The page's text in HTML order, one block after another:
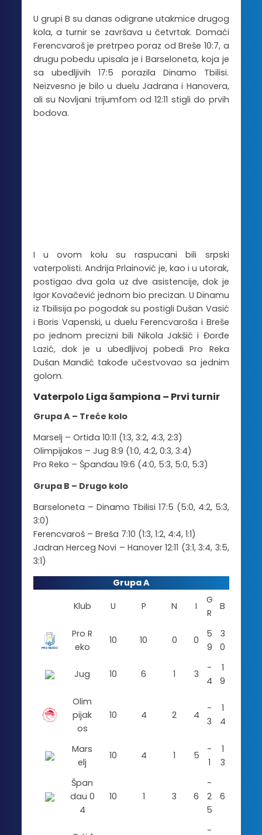
U grupi B su danas odigrane utakmice drugog
kola, a turnir se završava u četvrtak. Domaći
Ferencvaroš je pretrpeo poraz od Breše 10:7, a
drugu pobedu upisala je i Barseloneta, koja je
sa ubedljivih 17:5 porazila Dinamo Tbilisi.
Neizvesno je bilo u duelu Jadrana i Hanovera,
ali su Novljani trijumfom od 12:11 stigli do prvih
bodova.
I u ovom kolu su raspucani bili srpski
vaterpolisti. Andrija Prlainović je, kao i u utorak,
postigao dva gola uz dve asistencije, dok je
Igor Kovačević jednom bio precizan. U Dinamu
iz Tbilisija po pogodak su postigli Dušan Vasić
i Boris Vapenski, u duelu Ferencvaroša i Breše
po jednom precizni bili Nikola Jakšić i Đorđe
Lazić, dok je u ubedljivoj pobedi Pro Reka
Dušan Mandić takođe učestvovao sa jednim
golom.
Vaterpolo Liga šampiona – Prvi turnir
Grupa A – Treće kolo
Marselj – Ortiđa 10:11 (1:3, 3:2, 4:3, 2:3)
Olimpijakos – Jug 8:9 (1:0, 4:2, 0:3, 3:4)
Pro Reko – Špandau 19:6 (4:0, 5:3, 5:0, 5:3)
Grupa B – Drugo kolo
Barseloneta – Dinamo Tbilisi 17:5 (5:0, 4:2, 5:3,
3:0)
Ferencvaroš – Breša 7:10 (1:3, 1:2, 4:4, 1:1)
Jadran Herceg Novi – Hanover 12:11 (3:1, 3:4, 3:5,
3:1)
Grupa A
Klub
U P N I
G
R
B
Pro R
eko
10 10 0 0
5
9
3
0
Jug 10 6 1 3
-
4
1
9
Olim
pijak
os
10 4 2 4
-
3
1
4
Mars
elj
10 4 1 5
-
1
1
3
Špan
dau 0
4
10 1 3 6
-
2
5
6
-